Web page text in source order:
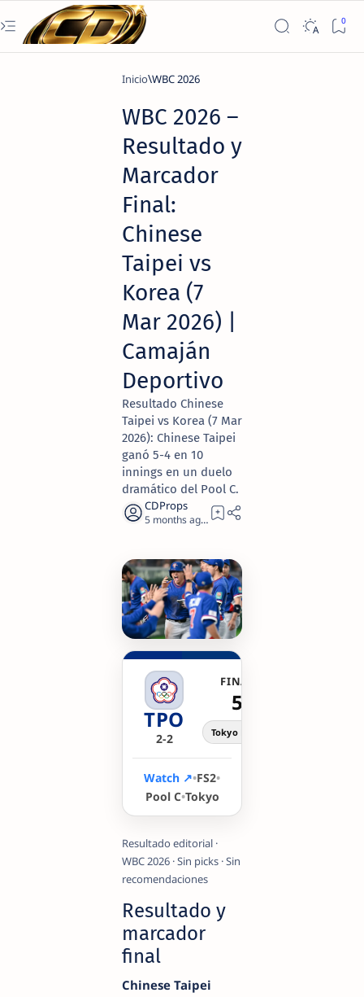
Inicio WBC 2026
WBC 2026 –
Resultado y
Marcador
Final:
Chinese
Taipei vs
Korea (7
Mar 2026) |
Camaján
Deportivo
Resultado Chinese
Taipei vs Korea (7 Mar
2026): Chinese Taipei
ganó 5-4 en 10
innings en un duelo
dramático del Pool C.
5 months ago 17
TPO
2-2
FINAL/10
5-4
Tokyo Dome · MAR 7 · 11:00 PM
Watch ↗•FS2•
Pool C•Tokyo
Resultado editorial ·
WBC 2026 · Sin picks · Sin
recomendaciones
Resultado y
marcador
final
Chinese Taipei